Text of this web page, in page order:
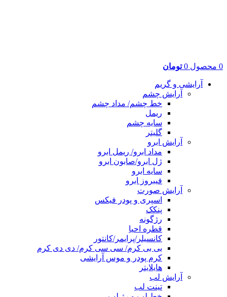
0 محصول 0 تومان
آرایشی و گریم
آرایش چشم
خط چشم/ مداد چشم
ریمل
سایه چشم
گلیتر
آرایش ابرو
مداد ابرو/ ریمل ابرو
ژل ابرو/صابون ابرو
سایه ابرو
فیبروز ابرو
آرایش صورت
اسپری و پودر فیکس
پنکک
رژگونه
قطره احیا
کانسیلر/پرایمر/کانتور
بی بی کرم/ سی سی کرم/ دی دی کرم
کرم پودر و موس آرایشی
هایلایتر
آرایش لب
تینت لب